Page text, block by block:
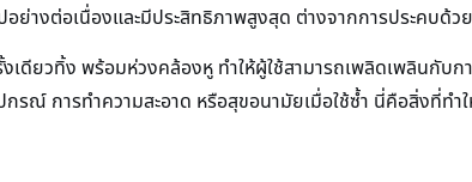
อย่างต่อเนื่องและมีประสิทธิภาพสูงสุด ต่างจากการประคบ
เดียวทิ้ง พร้อมห่วงคล้องหู ทำให้ผู้ใช้สามารถเพลิดเพลินกั
กรณ์ การทำความสะอาด หรือสุขอนามัยเมื่อใช้ซ้ำ นี่คือสิ่งที่ท